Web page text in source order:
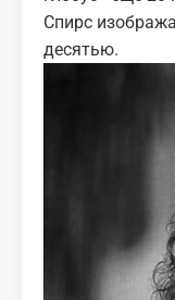
Спирс
десятью.